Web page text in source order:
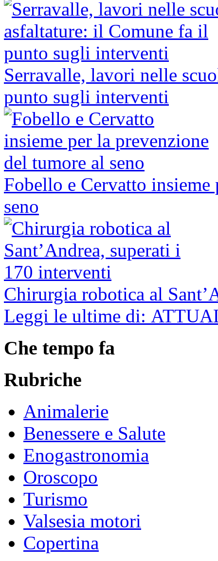
Serravalle, lavori nelle
punto sugli interventi
Fobello e Cervatto
seno
Chirurgia robotica al
Leggi le ultime di:
Che tempo fa
Rubriche
Animalerie
Benessere e Salute
Enogastronomia
Oroscopo
Turismo
Valsesia motori
Copertina